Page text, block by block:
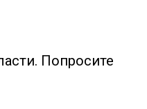
Попросите